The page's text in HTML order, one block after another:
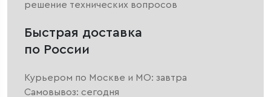
решение технических вопросов
Быстрая доставка
по России
Курьером по Москве и МО: завтра
Самовывоз: сегодня